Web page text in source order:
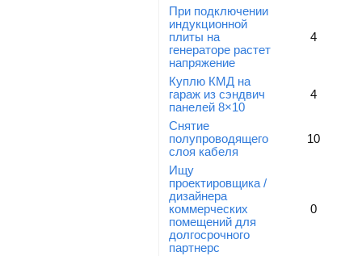
При подключении
индукционной
плиты на
генераторе растет
напряжение
4
Куплю КМД на
гараж из сэндвич
панелей 8×10
4
Снятие
полупроводящего
слоя кабеля
10
Ищу
проектировщика /
дизайнера
коммерческих
помещений для
долгосрочного
партнерс
0